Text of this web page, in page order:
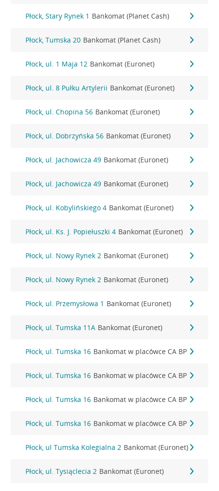
Płock, Stary Rynek 1 Bankomat (Planet Cash)
Płock, Tumska 20 Bankomat (Planet Cash)
Płock, ul. 1 Maja 12 Bankomat (Euronet)
Płock, ul. 8 Pułku Artylerii Bankomat (Euronet)
Płock, ul. Chopina 56 Bankomat (Euronet)
Płock, ul. Dobrzyńska 56 Bankomat (Euronet)
Płock, ul. Jachowicza 49 Bankomat (Euronet)
Płock, ul. Jachowicza 49 Bankomat (Euronet)
Płock, ul. Kobylińskiego 4 Bankomat (Euronet)
Płock, ul. Ks. J. Popiełuszki 4 Bankomat (Euronet)
Płock, ul. Nowy Rynek 2 Bankomat (Euronet)
Płock, ul. Nowy Rynek 2 Bankomat (Euronet)
Płock, ul. Przemysłowa 1 Bankomat (Euronet)
Płock, ul. Tumska 11A Bankomat (Euronet)
Płock, ul. Tumska 16 Bankomat w placówce CA BP
Płock, ul. Tumska 16 Bankomat w placówce CA BP
Płock, ul. Tumska 16 Bankomat w placówce CA BP
Płock, ul. Tumska 16 Bankomat w placówce CA BP
Płock, ul Tumska Kolegialna 2 Bankomat (Euronet)
Płock, ul. Tysiąclecia 2 Bankomat (Euronet)